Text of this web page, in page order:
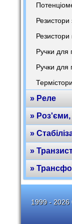
Резистори
Резистори
Ручки для
Ручки для
» Реле
»
»
»
»
1999 - 2026